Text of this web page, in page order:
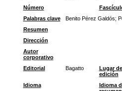
Número
Palabras clave
Benito Pérez Galdós;
Resumen
Dirección
Autor
corporativo
Editorial Bagatto
Lugar de
edición
Idioma
Idioma